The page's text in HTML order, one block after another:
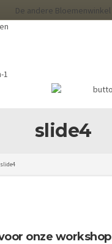
De andere Bloemenwinkel
slide4
slide4
onze workshop